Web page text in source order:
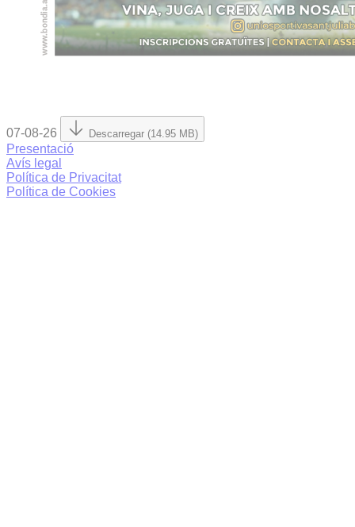
07-08-26 Descarregar (14.95 MB)
Presentació
Avís legal
Política de Privacitat
Política de Cookies